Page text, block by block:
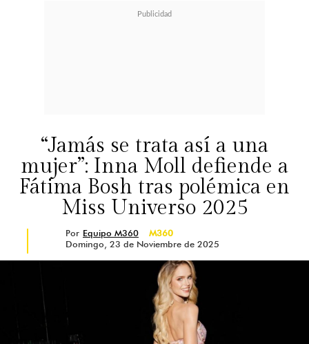
“Jamás se trata así a una
mujer”: Inna Moll defiende a
Fátima Bosh tras polémica en
Miss Universo 2025
Por Equipo M360
M360
Domingo, 23 de Noviembre de 2025